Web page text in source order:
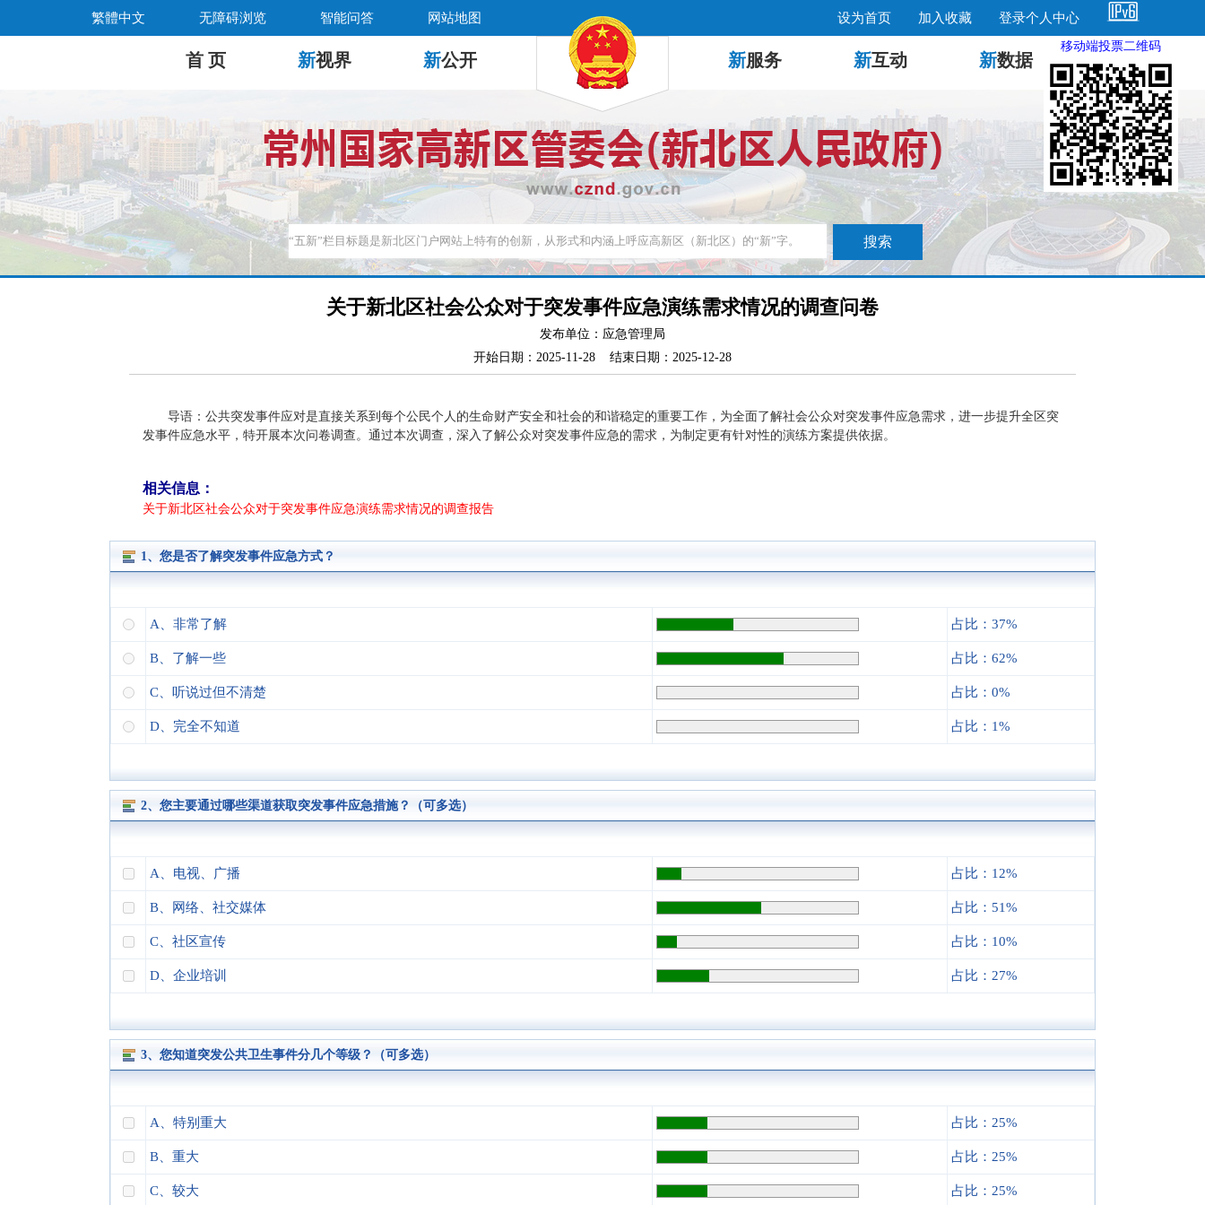
繁體中文 无障碍浏览 智能问答 网站地图 设为首页 加入收藏 登录个人中心
首 页 新视界 新公开 新服务 新互动 新数据
移动端投票二维码
关于新北区社会公众对于突发事件应急演练需求情况的调查问卷
发布单位：应急管理局
开始日期：2025-11-28 结束日期：2025-12-28
导语：公共突发事件应对是直接关系到每个公民个人的生命财产安全和社会的和谐稳定的重要工作，为全面了解社会公众对突发事件应急需求，进一步提升全区突
发事件应急水平，特开展本次问卷调查。通过本次调查，深入了解公众对突发事件应急的需求，为制定更有针对性的演练方案提供依据。
相关信息：
关于新北区社会公众对于突发事件应急演练需求情况的调查报告
1、您是否了解突发事件应急方式？
A、非常了解 占比：37%
B、了解一些 占比：62%
C、听说过但不清楚 占比：0%
D、完全不知道 占比：1%
2、您主要通过哪些渠道获取突发事件应急措施？（可多选）
A、电视、广播 占比：12%
B、网络、社交媒体 占比：51%
C、社区宣传 占比：10%
D、企业培训 占比：27%
3、您知道突发公共卫生事件分几个等级？（可多选）
A、特别重大 占比：25%
B、重大 占比：25%
C、较大 占比：25%